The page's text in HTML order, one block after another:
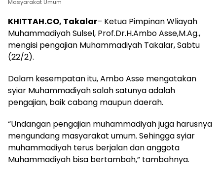
Masyarakat Umum
KHITTAH.CO, Takalar– Ketua Pimpinan Wliayah
Muhammadiyah Sulsel, Prof.Dr.H.Ambo Asse,M.Ag.,
mengisi pengajian Muhammadiyah Takalar, Sabtu
(22/2).
Dalam kesempatan itu, Ambo Asse mengatakan
syiar Muhammadiyah salah satunya adalah
pengajian, baik cabang maupun daerah.
“Undangan pengajian muhammadiyah juga harusnya
mengundang masyarakat umum. Sehingga syiar
muhammadiyah terus berjalan dan anggota
Muhammadiyah bisa bertambah,” tambahnya.